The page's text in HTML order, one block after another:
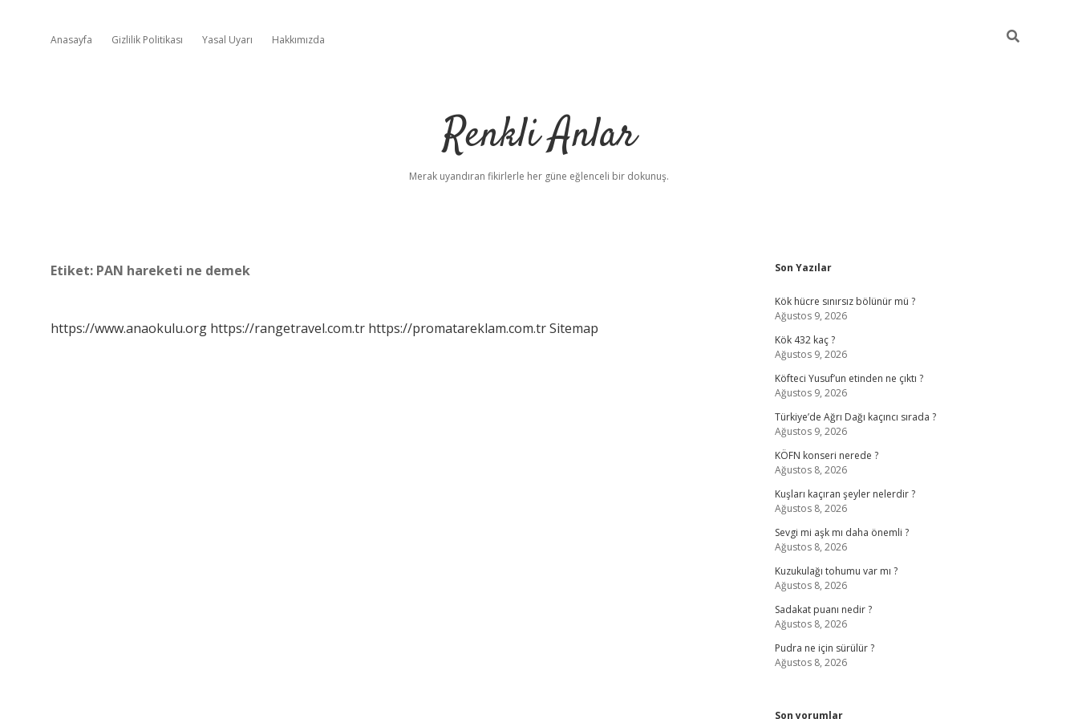
Anasayfa Gizlilik Politikası Yasal Uyarı Hakkımızda
Renkli Anlar
Merak uyandıran fikirlerle her güne eğlenceli bir dokunuş.
Etiket: PAN hareketi ne demek
https://www.anaokulu.org https://rangetravel.com.tr https://promatareklam.com.trSitemap
Sidebar
Son Yazılar
Kök hücre sınırsız bölünür mü ?
Ağustos 9, 2026
Kök 432 kaç ?
Ağustos 9, 2026
Köfteci Yusuf’un etinden ne çıktı ?
Ağustos 9, 2026
Türkiye’de Ağrı Dağı kaçıncı sırada ?
Ağustos 9, 2026
KÖFN konseri nerede ?
Ağustos 8, 2026
Kuşları kaçıran şeyler nelerdir ?
Ağustos 8, 2026
Sevgi mi aşk mı daha önemli ?
Ağustos 8, 2026
Kuzukulağı tohumu var mı ?
Ağustos 8, 2026
Sadakat puanı nedir ?
Ağustos 8, 2026
Pudra ne için sürülür ?
Ağustos 8, 2026
Son yorumlar